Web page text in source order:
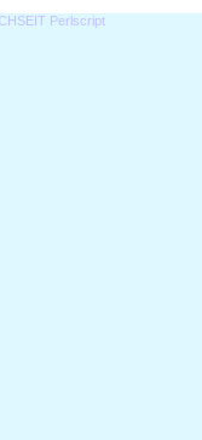
Perlscript